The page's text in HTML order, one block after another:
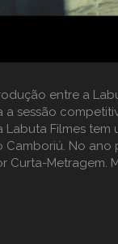
entre a
sessão
Filmes
No
Metragem.